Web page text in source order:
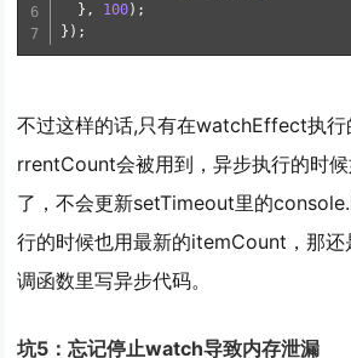
} , 100) ;
} ) ;
不过这样的话,只有在watchEffect执行
rrentCount会被用到，异步执行的时
了，不会更新setTimeout里的
行的时候也用最新的itemCount，那
调函数里写异步代码。
坑5：忘记停止watch导致内存泄漏